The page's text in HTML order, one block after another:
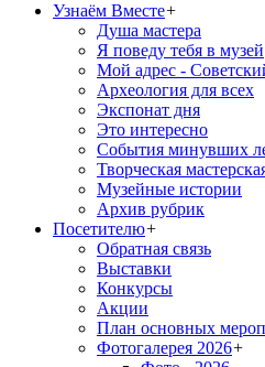
Узнаём Вместе+
Душа мастера
Я поведу тебя в музей
Мой адрес -
Археология для всех
Экспонат дня
Это интересно
События минувших
Творческая
Музейные истории
Архив рубрик
Посетителю+
Обратная связь
Выставки
Конкурсы
Акции
План основных
Фотогалерея 2026+